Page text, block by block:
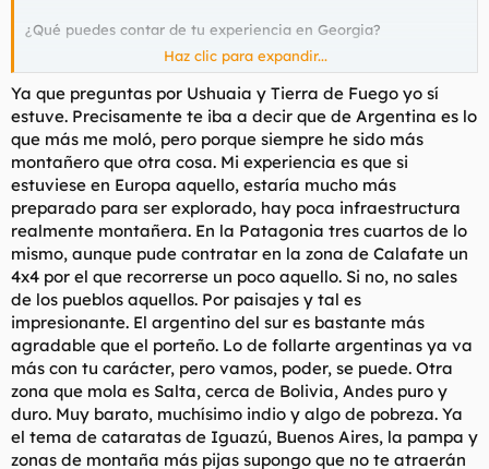
¿Qué puedes contar de tu experiencia en Georgia?
Gracias por explayarte en las respuestas.
Ir a Pakistán tenía entendido que no es especialmente difícil ni
caro, aunque me da que lo complicado de lo que planteas es
explorar zonas rurales del país con un mínimo de
infraestructura. Si quieres recorrer lugares recónditos a lo local
debe ser una aventura inolvidable pero esto sí quizá
extremadamente duro. ¿La inseguridad para un occidental no
te tira para atrás? Leí que es especialmente peligroso moverse
por algunas zonas fronterizas pero no profundicé.
A Argentina (@miliu) o Chile no tengo ninguna motivación por
ir pero si recomiendáis efusivamente alguna zona le doy una
vuelta.
Lo de la Antártida tampoco me lo había planteado pero pasar
tiempo allí en el plan no turístico que se apunta debe ser la
hostia. ¿Qué puedes contar de las gentes que habitan las zonas
que conociste? ¿Estuviste en algo parecido a un pequeño
pueblo de varios cientos de habitantes? Tenía entendido que
Haz clic para expandir...
Ya que preguntas por Ushuaia y Tierra de Fuego yo sí
estuve. Precisamente te iba a decir que de Argentina es lo
que más me moló, pero porque siempre he sido más
montañero que otra cosa. Mi experiencia es que si
estuviese en Europa aquello, estaría mucho más
preparado para ser explorado, hay poca infraestructura
realmente montañera. En la Patagonia tres cuartos de lo
mismo, aunque pude contratar en la zona de Calafate un
4x4 por el que recorrerse un poco aquello. Si no, no sales
de los pueblos aquellos. Por paisajes y tal es
impresionante. El argentino del sur es bastante más
agradable que el porteño. Lo de follarte argentinas ya va
más con tu carácter, pero vamos, poder, se puede. Otra
zona que mola es Salta, cerca de Bolivia, Andes puro y
duro. Muy barato, muchísimo indio y algo de pobreza. Ya
el tema de cataratas de Iguazú, Buenos Aires, la pampa y
zonas de montaña más pijas supongo que no te atraerán